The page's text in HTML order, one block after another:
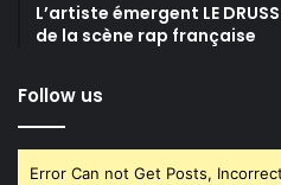
L’artiste émergent LE
de la scène rap française
Follow us
Error Can not Get Posts,